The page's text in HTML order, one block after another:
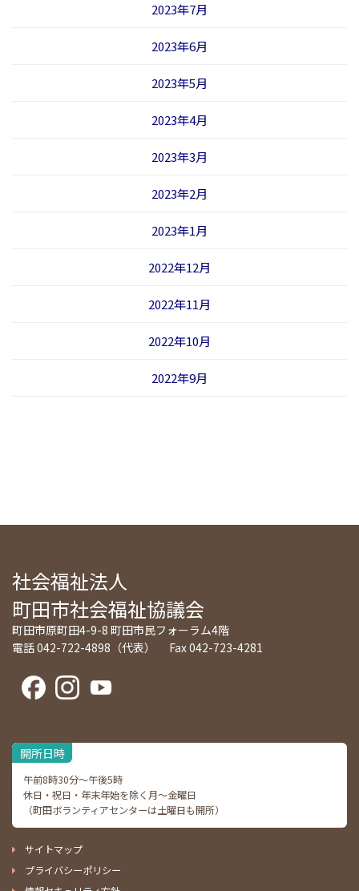
2023年7月
2023年6月
2023年5月
2023年4月
2023年3月
2023年2月
2023年1月
2022年12月
2022年11月
2022年10月
2022年9月
社会福祉法人
町田市社会福祉協議会
町田市原町田4-9-8 町田市民フォーラム4階
電話 042-722-4898（代表） Fax 042-723-4281
開所日時
午前8時30分～午後5時
休日・祝日・年末年始を除く月～金曜日
（町田ボランティアセンターは土曜日も開所）
サイトマップ
プライバシーポリシー